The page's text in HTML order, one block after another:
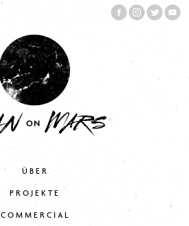
ÜBER
PROJEKTE
COMMERCIAL